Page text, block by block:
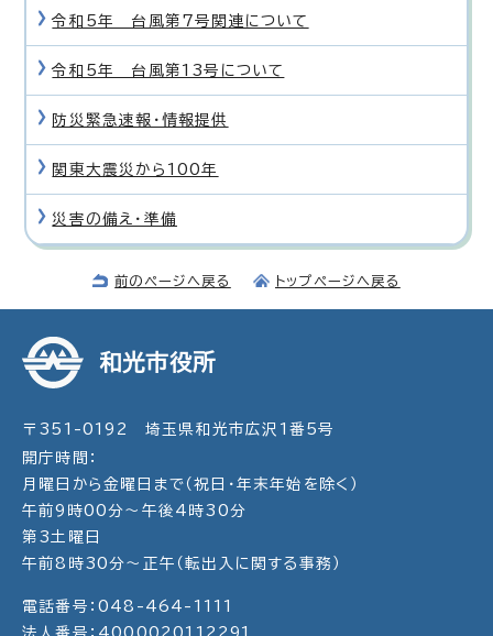
令和5年 台風第7号関連について
令和5年 台風第13号について
防災緊急速報・情報提供
関東大震災から100年
災害の備え・準備
前のページへ戻る トップページへ戻る
和光市役所
〒351-0192 埼玉県和光市広沢1番5号
開庁時間：
月曜日から金曜日まで（祝日・年末年始を除く）
午前9時00分～午後4時30分
第3土曜日
午前8時30分～正午（転出入に関する事務）
電話番号：048-464-1111
法人番号：4000020112291